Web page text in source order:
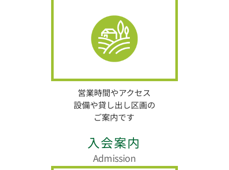
営業時間やアクセス
設備や貸し出し区画の
ご案内です
入会案内
Admission